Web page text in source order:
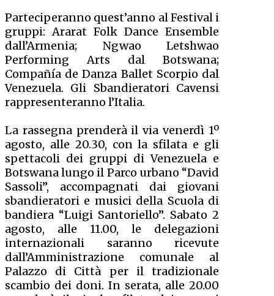
Parteciperanno quest’anno al Festival i
gruppi: Ararat Folk Dance Ensemble
dall’Armenia; Ngwao Letshwao
Performing Arts dal Botswana;
Compañía de Danza Ballet Scorpio dal
Venezuela. Gli Sbandieratori Cavensi
rappresenteranno l’Italia.
La rassegna prenderà il via venerdì 1º
agosto, alle 20.30, con la sfilata e gli
spettacoli dei gruppi di Venezuela e
Botswana lungo il Parco urbano “David
Sassoli”, accompagnati dai giovani
sbandieratori e musici della Scuola di
bandiera “Luigi Santoriello”. Sabato 2
agosto, alle 11.00, le delegazioni
internazionali saranno ricevute
dall’Amministrazione comunale al
Palazzo di Città per il tradizionale
scambio dei doni. In serata, alle 20.00